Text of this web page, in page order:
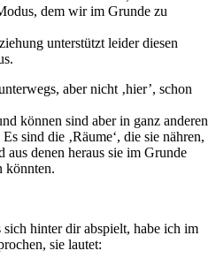
dem wir im Grunde zu
unterstützt leider diesen
aber nicht ‚hier’, schon
können sind aber in ganz anderen
sind die ‚Räume‘, die sie nähren,
denen heraus sie im Grunde
könnten.
hinter dir abspielt, habe ich im
sie lautet: